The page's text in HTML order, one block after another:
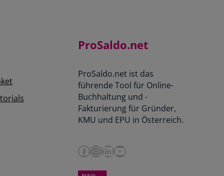
ProSaldo.net
ProSaldo.net ist das
führende Tool für Online-
Buchhaltung und -
Fakturierung für Gründer,
KMU und EPU in Österreich.
Facebook InstagramLinkedIn YouTube